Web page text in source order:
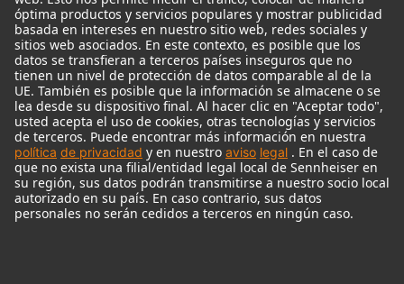
Auriculares
Micrófonos Legendarios
Audio Interface